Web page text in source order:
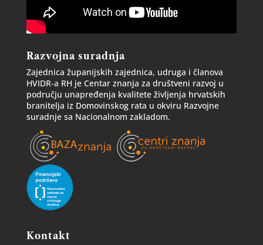
Razvojna suradnja
Zajednica županijskih zajednica, udruga i članova
HVIDR-a RH je Centar znanja za društveni razvoj u
području unapređenja kvalitete življenja hrvatskih
branitelja iz Domovinskog rata u okviru Razvojne
suradnje sa Nacionalnom zakladom.
Kontakt